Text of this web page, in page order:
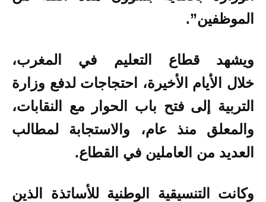
الموظفين”.
ويشهد قطاع التعليم في المغرب،
خلال الأيام الأخيرة، احتجاجات لدفع وزارة
التربية إلى فتح باب الحوار مع النقابات،
والمعلق منذ عام، والاستجابة لمطالب
العديد من العاملين في القطاع.
وكانت التنسيقية الوطنية للأساتذة الذين